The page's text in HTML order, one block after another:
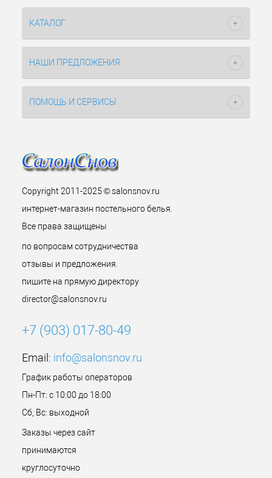
КАТАЛОГ
НАШИ ПРЕДЛОЖЕНИЯ
ПОМОЩЬ И СЕРВИСЫ
Copyright 2011-2025 © salonsnov.ru
интернет-магазин постельного белья.
Все права защищены
по вопросам сотрудничества
отзывы и предложения.
пишите на прямую директору
director@salonsnov.ru
+7 (903) 017-80-49
Email: info@salonsnov.ru
График работы операторов
Пн-Пт: с 10:00 до 18:00
Сб, Вс: выходной
Заказы через сайт
принимаются
круглосуточно